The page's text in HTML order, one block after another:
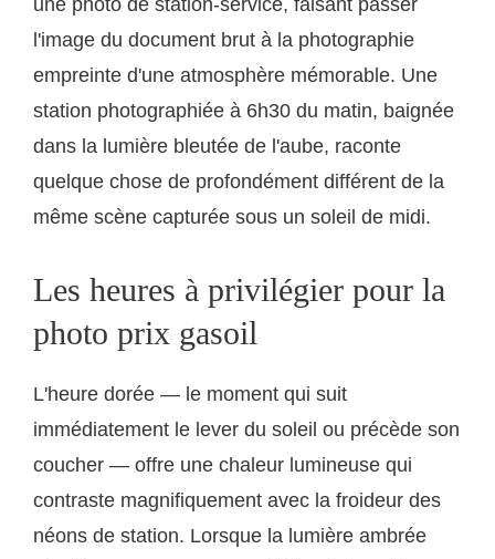
une photo de station-service, faisant passer
l'image du document brut à la photographie
empreinte d'une atmosphère mémorable. Une
station photographiée à 6h30 du matin, baignée
dans la lumière bleutée de l'aube, raconte
quelque chose de profondément différent de la
même scène capturée sous un soleil de midi.
Les heures à privilégier pour la
photo prix gasoil
L'heure dorée — le moment qui suit
immédiatement le lever du soleil ou précède son
coucher — offre une chaleur lumineuse qui
contraste magnifiquement avec la froideur des
néons de station. Lorsque la lumière ambrée